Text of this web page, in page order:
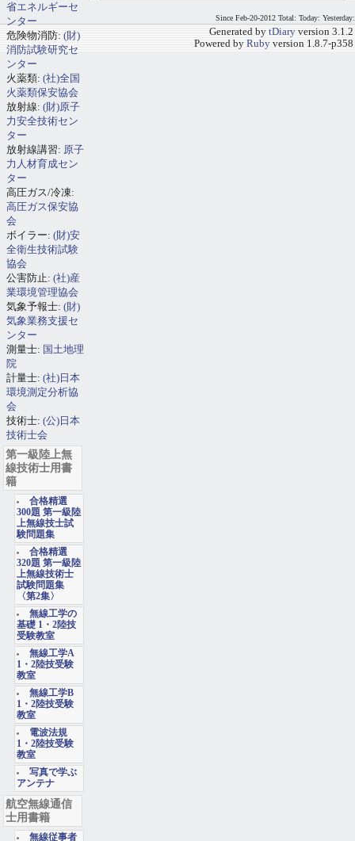
省エネルギーセ
ンター
危険物消防: (財)
消防試験研究セ
ンター
火薬類: (社)全国
火薬類保安協会
放射線: (財)原子
力安全技術セン
ター
放射線講習: 原子
力人材育成セン
ター
高圧ガス/冷凍:
高圧ガス保安協
会
ボイラー: (財)安
全衛生技術試験
協会
公害防止: (社)産
業環境管理協会
気象予報士: (財)
気象業務支援セ
ンター
測量士: 国土地理
院
計量士: (社)日本
環境測定分析協
会
技術士: (公)日本
技術士会
第一級陸上無
線技術士用書
籍
合格精選
300題 第一級陸
上無線技士試
験問題集
合格精選
320題 第一級陸
上無線技術士
試験問題集
〈第2集〉
無線工学の
基礎 1・2陸技
受験教室
無線工学A
1・2陸技受験
教室
無線工学B
1・2陸技受験
教室
電波法規
1・2陸技受験
教室
写真で学ぶ
アンテナ
航空無線通信
士用書籍
無線従事者
Since Feb-20-2012 Total: Today: Yesterday:
Generated by tDiary version 3.1.2
Powered by Ruby version 1.8.7-p358